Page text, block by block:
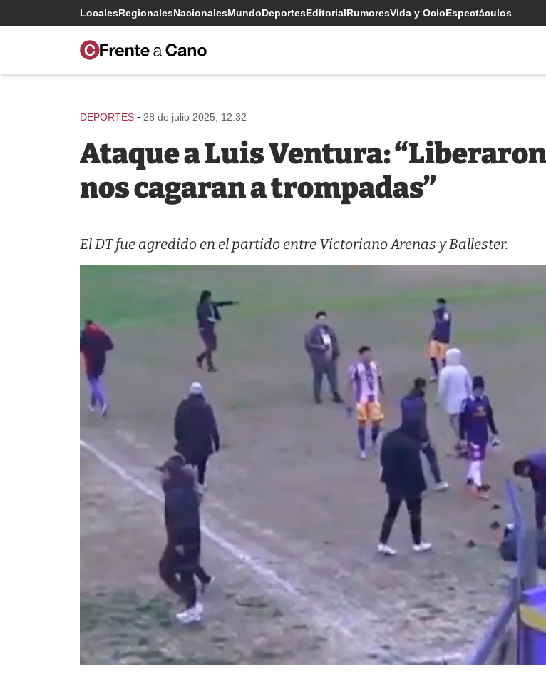
LocalesRegionalesNacionalesMundoDeportesEditorialRumoresVida y OcioEspectáculos
DEPORTES - 28 de julio 2025, 12:32
Ataque a Luis Ventura:
nos cagaran a trompadas”
El DT fue agredido en el partido entre Victoriano Arenas y Ballester.